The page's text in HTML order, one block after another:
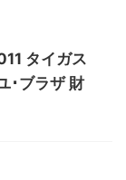
タイガス
･ブラザ 財